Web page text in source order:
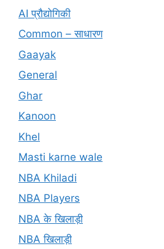
AI प्रौद्योगिकी
Common – साधारण
Gaayak
General
Ghar
Kanoon
Khel
Masti karne wale
NBA Khiladi
NBA Players
NBA के खिलाड़ी
NBA खिलाड़ी